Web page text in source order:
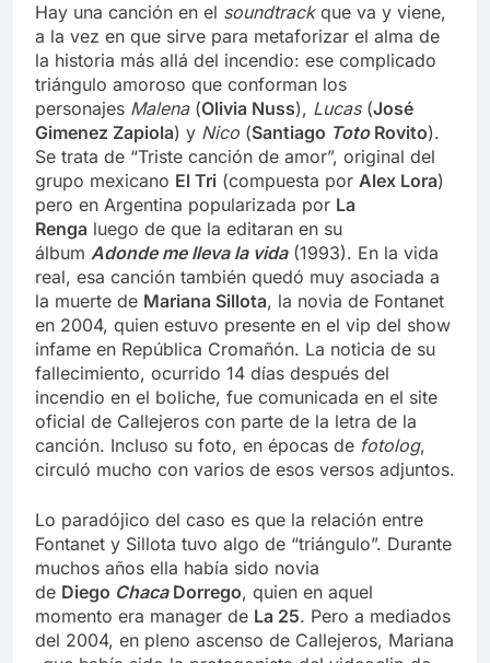
Hay una canción en el soundtrack que va y viene,
a la vez en que sirve para metaforizar el alma de
la historia más allá del incendio: ese complicado
triángulo amoroso que conforman los
personajes Malena (Olivia Nuss), Lucas (José
Gimenez Zapiola) y Nico (Santiago Toto Rovito).
Se trata de “Triste canción de amor”, original del
grupo mexicano El Tri (compuesta por Alex Lora)
pero en Argentina popularizada por La
Renga luego de que la editaran en su
álbum Adonde me lleva la vida(1993). En la vida
real, esa canción también quedó muy asociada a
la muerte de Mariana Sillota, la novia de Fontanet
en 2004, quien estuvo presente en el vip del show
infame en República Cromañón. La noticia de su
fallecimiento, ocurrido 14 días después del
incendio en el boliche, fue comunicada en el site
oficial de Callejeros con parte de la letra de la
canción. Incluso su foto, en épocas de fotolog,
circuló mucho con varios de esos versos adjuntos.
Lo paradójico del caso es que la relación entre
Fontanet y Sillota tuvo algo de “triángulo”. Durante
muchos años ella había sido novia
de Diego Chaca Dorrego, quien en aquel
momento era manager de La 25. Pero a mediados
del 2004, en pleno ascenso de Callejeros, Mariana